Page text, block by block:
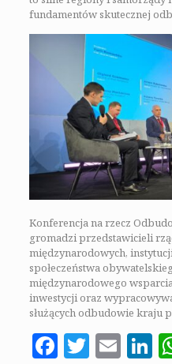
fundamentów skutecznej
Konferencja na rzecz
gromadzi przedstawicieli
międzynarodowych,
społeczeństwa
międzynarodowego
inwestycji oraz
służących odbudowie kraju
Facebook